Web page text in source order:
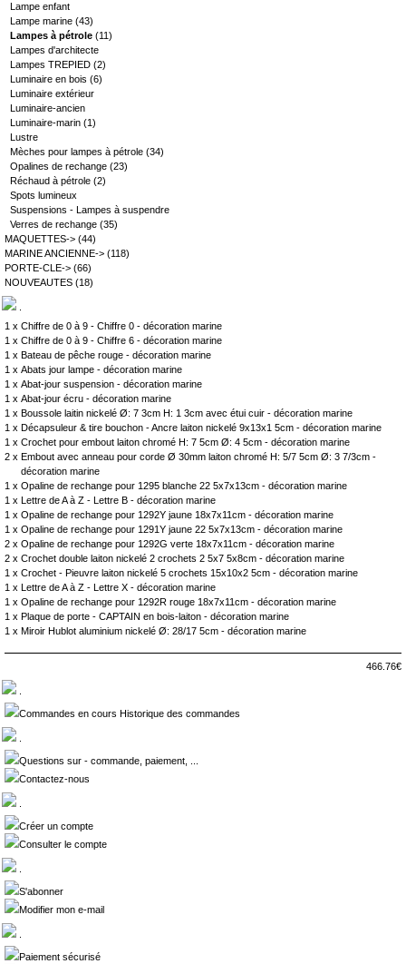
Lampe enfant
Lampe marine (43)
Lampes à pétrole (11)
Lampes d'architecte
Lampes TREPIED (2)
Luminaire en bois (6)
Luminaire extérieur
Luminaire-ancien
Luminaire-marin (1)
Lustre
Mèches pour lampes à pétrole (34)
Opalines de rechange (23)
Réchaud à pétrole (2)
Spots lumineux
Suspensions - Lampes à suspendre
Verres de rechange (35)
MAQUETTES-> (44)
MARINE ANCIENNE-> (118)
PORTE-CLE-> (66)
NOUVEAUTES (18)
1 x Chiffre de 0 à 9 - Chiffre 0 - décoration marine
1 x Chiffre de 0 à 9 - Chiffre 6 - décoration marine
1 x Bateau de pêche rouge - décoration marine
1 x Abats jour lampe - décoration marine
1 x Abat-jour suspension - décoration marine
1 x Abat-jour écru - décoration marine
1 x Boussole laitin nickelé Ø: 7 3cm H: 1 3cm avec étui cuir - décoration marine
1 x Décapsuleur & tire bouchon - Ancre laiton nickelé 9x13x1 5cm - décoration marine
1 x Crochet pour embout laiton chromé H: 7 5cm Ø: 4 5cm - décoration marine
2 x Embout avec anneau pour corde Ø 30mm laiton chromé H: 5/7 5cm Ø: 3 7/3cm -
décoration marine
1 x Opaline de rechange pour 1295 blanche 22 5x7x13cm - décoration marine
1 x
Lettre de A à Z - Lettre B - décoration marine
1 x Opaline de rechange pour 1292Y jaune 18x7x11cm - décoration marine
1 x Opaline de rechange pour 1291Y jaune 22 5x7x13cm - décoration marine
2 x Opaline de rechange pour 1292G verte 18x7x11cm - décoration marine
2 x Crochet double laiton nickelé 2 crochets 2 5x7 5x8cm - décoration marine
1 x Crochet - Pieuvre laiton nickelé 5 crochets 15x10x2 5cm - décoration marine
1 x
Lettre de A à Z - Lettre X - décoration marine
1 x Opaline de rechange pour 1292R rouge 18x7x11cm - décoration marine
1 x Plaque de porte - CAPTAIN en bois-laiton - décoration marine
1 x Miroir Hublot aluminium nickelé Ø: 28/17 5cm - décoration marine
466.76€
Commandes en cours Historique des commandes
Questions sur - commande, paiement, ...
Contactez-nous
Créer un compte
Consulter le compte
S'abonner
Modifier mon e-mail
Paiement sécurisé